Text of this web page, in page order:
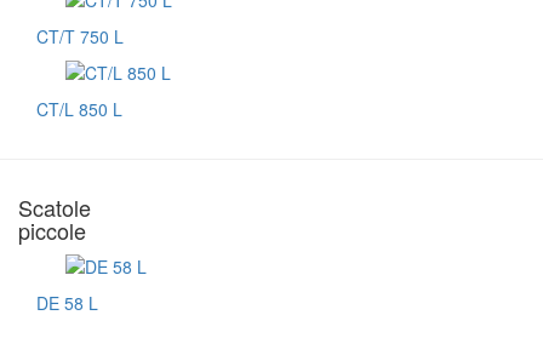
CT/T 750 L
CT/L 850 L
Scatole
piccole
DE 58 L